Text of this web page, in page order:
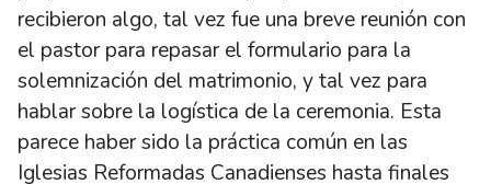
recibieron algo, tal vez fue una breve reunión con
el pastor para repasar el formulario para la
solemnización del matrimonio, y tal vez para
hablar sobre la logística de la ceremonia. Esta
parece haber sido la práctica común en las
Iglesias Reformadas Canadienses hasta finales